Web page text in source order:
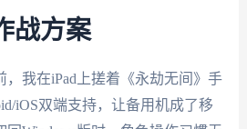
战方案
我在iPad上搓着《永劫无间》手
iOS双端支持，让备用机成了移